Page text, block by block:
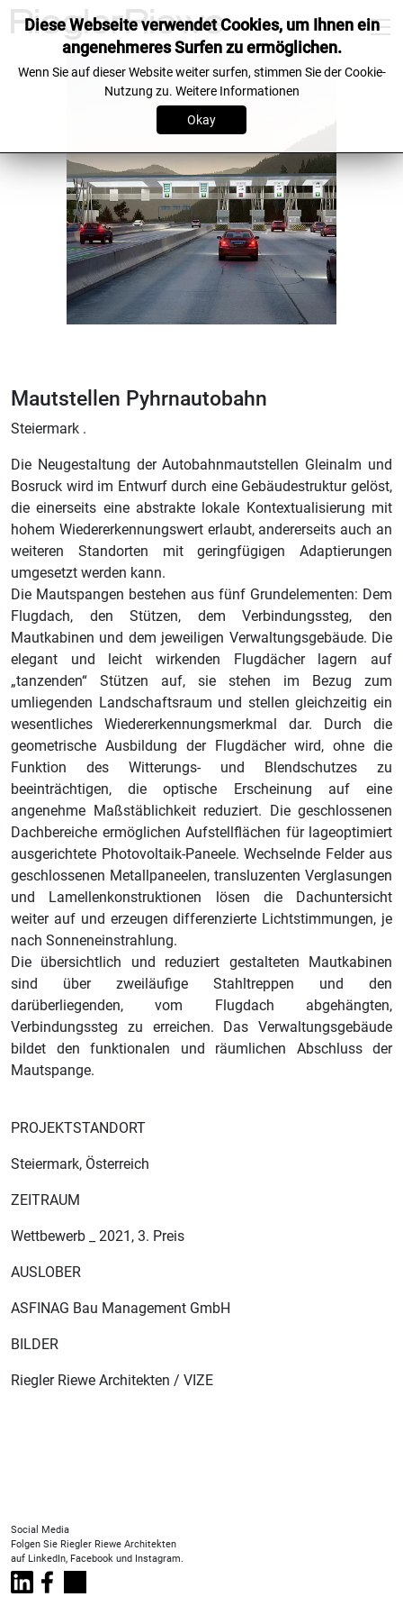
Mautstellen Pyhrnautobahn
Steiermark .
Die Neugestaltung der Autobahnmautstellen Gleinalm und
Bosruck wird im Entwurf durch eine Gebäudestruktur gelöst,
die einerseits eine abstrakte lokale Kontextualisierung mit
hohem Wiedererkennungswert erlaubt, andererseits auch an
weiteren Standorten mit geringfügigen Adaptierungen
umgesetzt werden kann.
Die Mautspangen bestehen aus fünf Grundelementen: Dem
Flugdach, den Stützen, dem Verbindungssteg, den
Mautkabinen und dem jeweiligen Verwaltungsgebäude. Die
elegant und leicht wirkenden Flugdächer lagern auf
„tanzenden“ Stützen auf, sie stehen im Bezug zum
umliegenden Landschaftsraum und stellen gleichzeitig ein
wesentliches Wiedererkennungsmerkmal dar. Durch die
geometrische Ausbildung der Flugdächer wird, ohne die
Funktion des Witterungs- und Blendschutzes zu
beeinträchtigen, die optische Erscheinung auf eine
angenehme Maßstäblichkeit reduziert. Die geschlossenen
Dachbereiche ermöglichen Aufstellflächen für lageoptimiert
ausgerichtete Photovoltaik-Paneele. Wechselnde Felder aus
geschlossenen Metallpaneelen, transluzenten Verglasungen
und Lamellenkonstruktionen lösen die Dachuntersicht
weiter auf und erzeugen differenzierte Lichtstimmungen, je
nach Sonneneinstrahlung.
Die übersichtlich und reduziert gestalteten Mautkabinen
sind über zweiläufige Stahltreppen und den
darüberliegenden, vom Flugdach abgehängten,
Verbindungssteg zu erreichen. Das Verwaltungsgebäude
bildet den funktionalen und räumlichen Abschluss der
Mautspange.
PROJEKTSTANDORT
Steiermark, Österreich
ZEITRAUM
Wettbewerb _ 2021, 3. Preis
AUSLOBER
ASFINAG Bau Management GmbH
BILDER
Riegler Riewe Architekten / VIZE
Social Media
Folgen Sie Riegler Riewe Architekten
auf LinkedIn, Facebook und Instagram.
Diese Webseite verwendet Cookies, um Ihnen ein
angenehmeres Surfen zu ermöglichen.
Wenn Sie auf dieser Website weiter surfen, stimmen Sie der Cookie-
Nutzung zu. Weitere Informationen
Okay